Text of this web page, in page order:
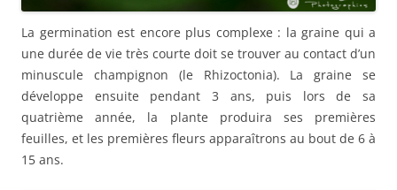
La germination est encore plus complexe : la graine qui a
une durée de vie très courte doit se trouver au contact d’un
minuscule champignon (le Rhizoctonia). La graine se
développe ensuite pendant 3 ans, puis lors de sa
quatrième année, la plante produira ses premières
feuilles, et les premières fleurs apparaîtrons au bout de 6 à
15 ans.